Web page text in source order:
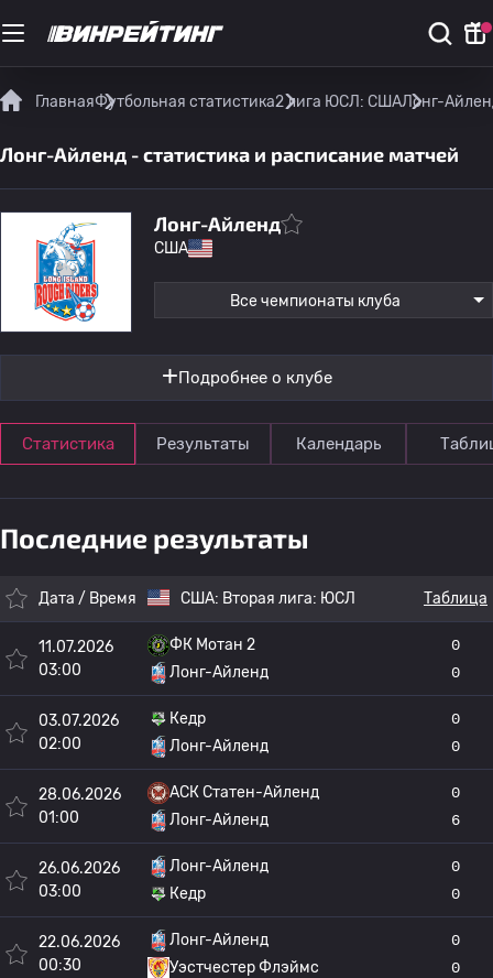
ГлавнаяФутбольная статистика2 лига ЮСЛ: СШАЛонг-
Лонг-Айленд - статистика и расписание матчей
Лонг-Айленд
США
Все чемпионаты клуба
Подробнее о клубе
Статистика Результаты Календарь
Последние результаты
Дата / Время США: Вторая лига: ЮСЛ Таблица
11.07.2026
03:00
ФК Мотан 2
Лонг-Айленд
0
0
03.07.2026
02:00
Кедр
Лонг-Айленд
0
0
28.06.2026
01:00
АСК Статен-Айленд
Лонг-Айленд
0
6
26.06.2026
03:00
Лонг-Айленд
Кедр
0
0
22.06.2026
00:30
Лонг-Айленд
Уэстчестер Флэймс
0
0